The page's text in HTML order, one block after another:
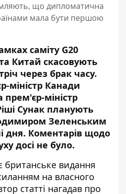
що дипломатична
мала бути першою
саміту G20
Китай скасовують
через брак часу.
міністр Канади
міністр
Сунак планують
Зеленським
дня. Коментарів щодо
досі не було.
британське видання
на власного
статті нагадав про